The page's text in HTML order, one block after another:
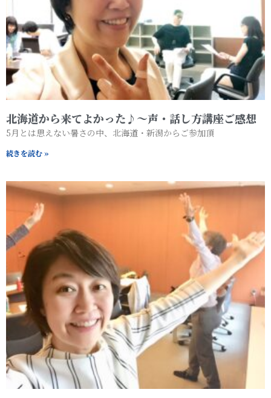
北海道から来てよかった♪～声・話し方講座ご感想
5月とは思えない暑さの中、北海道・新潟からご参加頂
続きを読む »